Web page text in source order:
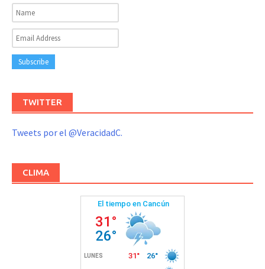
TWITTER
Tweets por el @VeracidadC.
CLIMA